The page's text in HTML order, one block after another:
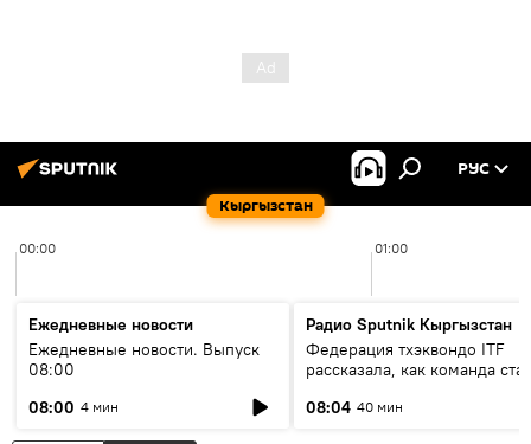
Кыргызстан
РУС
00:00 01:00
Ежедневные новости
Ежедневные новости. Выпуск
08:00
08:00 4 мин
Радио Sputnik Кыргызстан
Федерация тхэквондо ITF
рассказала, как команда
08:04 40 мин